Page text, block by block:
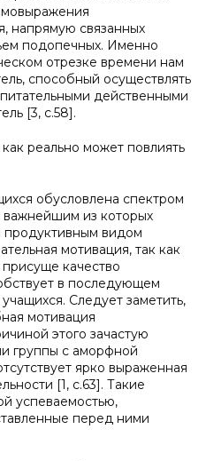
напрямую связанных
подопечных. Именно
отрезке времени нам
способный осуществлять
действенными
[3, с.58].
реально может повлиять
обусловлена спектром
важнейшим из которых
продуктивным видом
мотивация, так как
качество
в последующем
Следует заметить,
мотивация
этого зачастую
группы с аморфной
ярко выраженная
[1, с.63]. Такие
успеваемостью,
перед ними